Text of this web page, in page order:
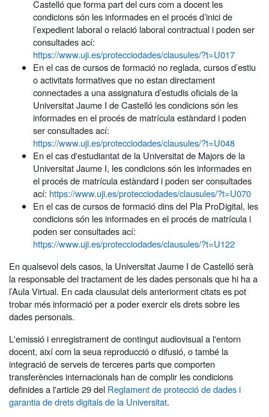
Castelló que forma part del curs com a docent les
condicions són les informades en el procés d’inici de
l’expedient laboral o relació laboral contractual i poden ser
consultades ací:
https://www.uji.es/protecciodades/clausules/?t=U017
En el cas de cursos de formació no reglada, cursos d’estiu
o activitats formatives que no estan directament
connectades a una assignatura d’estudis oficials de la
Universitat Jaume I de Castelló les condicions són les
informades en el procés de matrícula estàndard i poden
ser consultades ací:
https://www.uji.es/protecciodades/clausules/?t=U048
En el cas d'estudiantat de la Universitat de Majors de la
Universitat Jaume I, les condicions són les informades en
el procés de matrícula estàndard i poden ser consultades
ací: https://www.uji.es/protecciodades/clausules/?t=U070
En el cas de cursos de formació dins del Pla ProDigital, les
condicions són les informades en el procés de matrícula i
poden ser consultades ací:
https://www.uji.es/protecciodades/clausules/?t=U122
En qualsevol dels casos, la Universitat Jaume I de Castelló serà
la responsable del tractament de les dades personals que hi ha a
l’Aula Virtual. En cada clausulat dels anteriorment citats es pot
trobar més informació per a poder exercir els drets sobre les
dades personals.
L'emissió i enregistrament de contingut audiovisual a l'entorn
docent, així com la seua reproducció o difusió, o també la
integració de serveis de terceres parts que comporten
transferències internacionals han de complir les condicions
definides a l'article 29 del Reglament de protecció de dades i
garantia de drets digitals de la Universitat.